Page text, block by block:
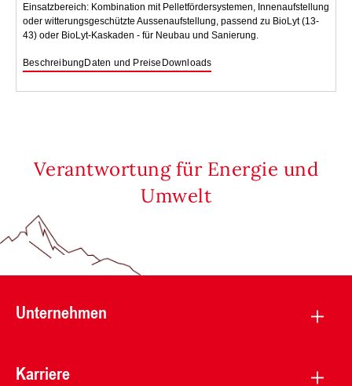
Einsatzbereich: Kombination mit Pelletfördersystemen, Innenaufstellung
oder witterungsgeschützte Aussenaufstellung, passend zu BioLyt (13-
43) oder BioLyt-Kaskaden - für Neubau und Sanierung.
BeschreibungDaten und Preise Downloads
Verantwortung für Energie und
Umwelt
Unternehmen
Karriere